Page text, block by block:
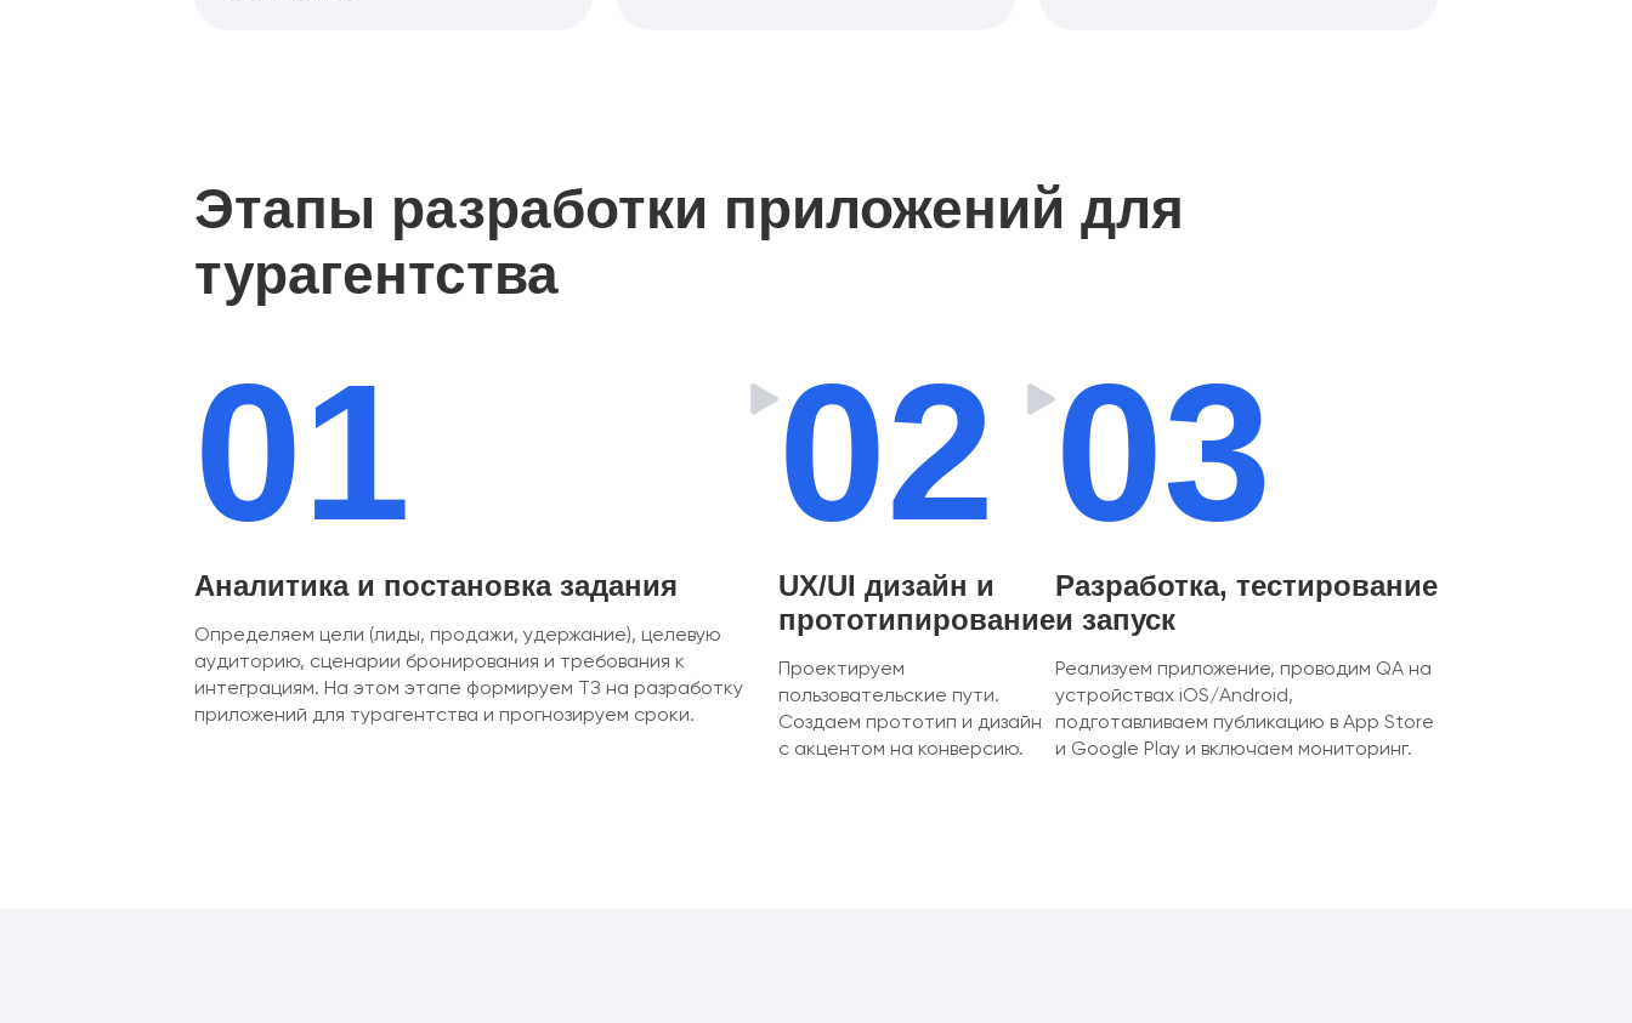
Этапы разработки приложений для
турагентства
01
Аналитика и постановка задания
Определяем цели (лиды, продажи, удержание), целевую
аудиторию, сценарии бронирования и требования к
интеграциям. На этом этапе формируем ТЗ на разработку
приложений для турагентства и прогнозируем сроки.
02
UX/UI дизайн и
прототипирование
Проектируем
пользовательские пути.
Создаем прототип и дизайн
с акцентом на конверсию.
03
Разработка, тестирование
и запуск
Реализуем приложение, проводим QA на
устройствах iOS/Android,
подготавливаем публикацию в App Store
и Google Play и включаем мониторинг.